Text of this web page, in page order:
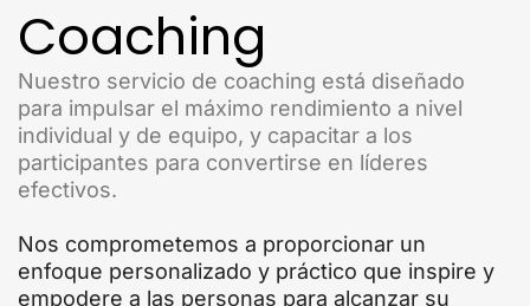
Coaching
Nuestro servicio de coaching está diseñado
para impulsar el máximo rendimiento a nivel
individual y de equipo, y capacitar a los
participantes para convertirse en líderes
efectivos.
Nos comprometemos a proporcionar un
enfoque personalizado y práctico que inspire y
empodere a las personas para alcanzar su